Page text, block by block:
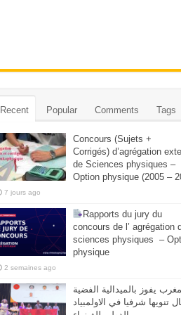
Recent Popular Comments Tags
Concours (Sujets +
Corrigés) d’agrégation
de Sciences physiques –
Option physique (2005 –
7 jours ago
Rapports du jury du
concours de l’ agrégation
sciences physiques –
physique
2 semaines ago
يفوز بالميدالية الفضية
تنويها شرفيا في الاولمبياد